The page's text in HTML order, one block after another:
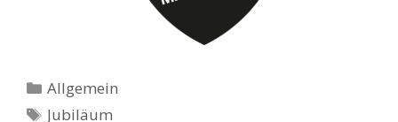
Kategorien
Allgemein
Schlagwörter
Jubiläum